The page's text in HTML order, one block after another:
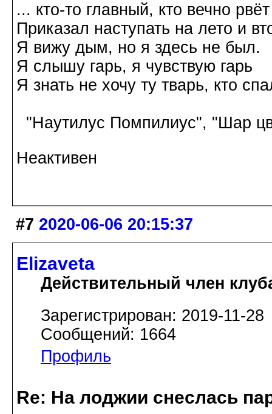
... кто-то главный, кто вечно рвёт
Приказал наступать на лето и
Я вижу дым, но я здесь не был.
Я слышу гарь, я чувствую гарь
Я знать не хочу ту тварь, кто
"Наутилус Помпилиус", "Шар
Неактивен
#7 2020-06-06 20:15:37
Elizaveta
Действительный член
Зарегистрирован: 2019-11-28
Сообщений: 1664
Профиль
Re: На лоджии снеслась